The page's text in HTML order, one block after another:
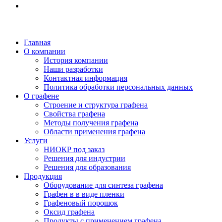
Главная
О компании
История компании
Наши разработки
Контактная информация
Политика обработки персональных данных
О графене
Строение и структура графена
Свойства графена
Методы получения графена
Области применения графена
Услуги
НИОКР под заказ
Решения для индустрии
Решения для образования
Продукция
Оборудование для синтеза графена
Графен в в виде пленки
Графеновый порошок
Оксид графена